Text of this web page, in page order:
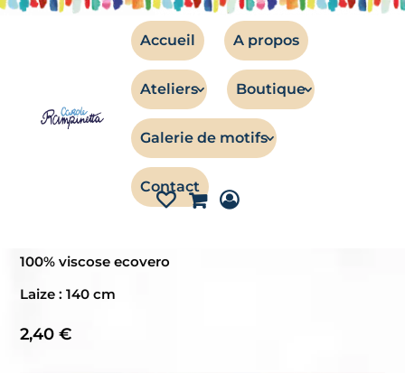
Accueil A propos
Ateliers Boutique
Galerie de motifs
Contact
TISSUS
Twill de viscose – Palette
Twill de viscose imprimé du motif Palette
100% viscose ecovero
Laize : 140 cm
2,40€